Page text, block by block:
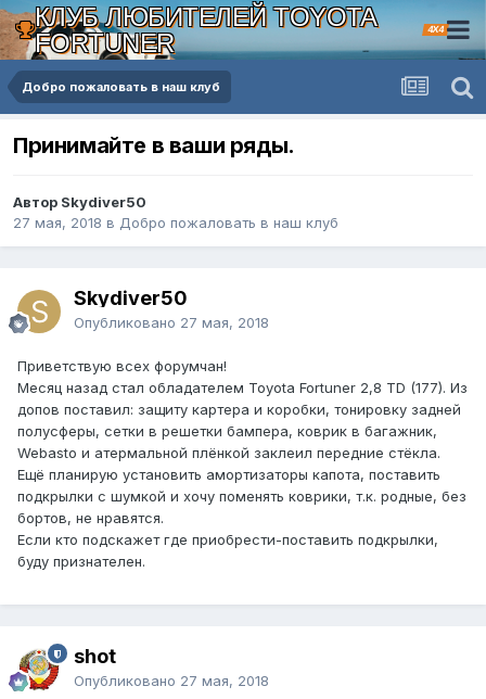
КЛУБ ЛЮБИТЕЛЕЙ TOYOTA
FORTUNER
4X4
Добро пожаловать в наш клуб
Принимайте в ваши ряды.
Автор Skydiver50
27 мая, 2018 в Добро пожаловать в наш клуб
Skydiver50
Опубликовано 27 мая, 2018
Приветствую всех форумчан!
Месяц назад стал обладателем Toyota Fortuner 2,8 TD (177). Из
допов поставил: защиту картера и коробки, тонировку задней
полусферы, сетки в решетки бампера, коврик в багажник,
Webasto и атермальной плёнкой заклеил передние стёкла.
Ещё планирую установить амортизаторы капота, поставить
подкрылки с шумкой и хочу поменять коврики, т.к. родные, без
бортов, не нравятся.
Если кто подскажет где приобрести-поставить подкрылки,
буду признателен.
shot
Опубликовано 27 мая, 2018